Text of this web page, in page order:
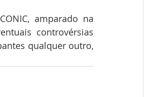
amparado na
controvérsias
qualquer outro,